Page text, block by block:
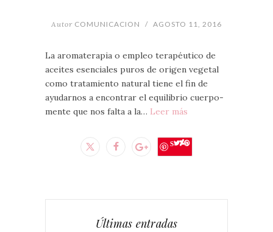
Autor COMUNICACION / AGOSTO 11, 2016
La aromaterapia o empleo terapéutico de
aceites esenciales puros de origen vegetal
como tratamiento natural tiene el fin de
ayudarnos a encontrar el equilibrio cuerpo-
mente que nos falta a la… Leer más
Save
Últimas entradas